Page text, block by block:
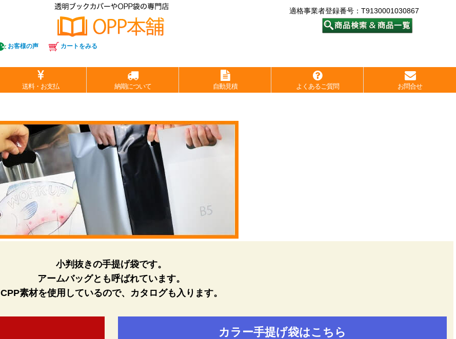
適格事業者登録番号：T9130001030867
お客様の声 カートをみる
送料・お支払 納期について 自動見積 よくあるご質問 お問合せ
小判抜きの手提げ袋です。
アームバッグとも呼ばれています。
CPP素材を使用しているので、カタログも入ります。
カラー手提げ袋はこちら